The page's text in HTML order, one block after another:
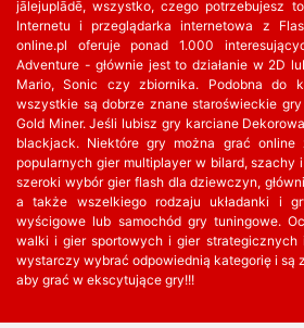
jālejuplādē, wszystko, czego potrzebujesz
Internetu i przeglądarka internetowa z
online.pl oferuje ponad 1.000
Adventure - głównie jest to działanie w 2D
Mario, Sonic czy zbiornika. Podobna do
wszystkie są dobrze znane staroświeckie
Gold Miner. Jeśli lubisz gry karciane
blackjack. Niektóre gry można grać online
popularnych gier multiplayer w bilard, szachy
szeroki wybór gier flash dla dziewczyn,
a także wszelkiego rodzaju układanki i
wyścigowe lub samochód gry tuningowe.
walki i gier sportowych i gier strategicznych
wystarczy wybrać odpowiednią kategorię i są
aby grać w ekscytujące gry!!!